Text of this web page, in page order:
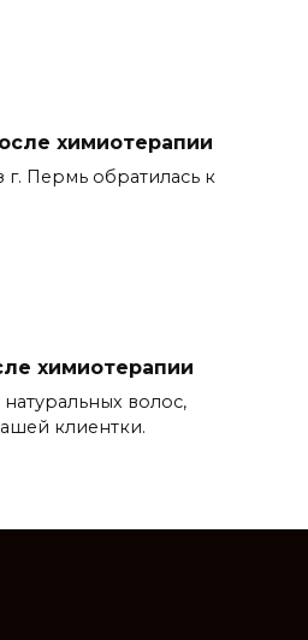
химиотерапии
г. Пермь обратилась к
химиотерапии
волос,
клиентки.